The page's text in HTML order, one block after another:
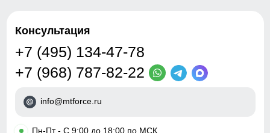
Консультация
+7 (495) 134-47-78
+7 (968) 787-82-22
info@mtforce.ru
• Пн-Пт - С 9:00 до 18:00 по МСК